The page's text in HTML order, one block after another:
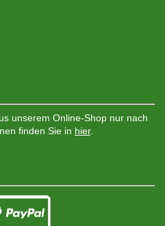
unserem Online-Shop nur nach
finden Sie in hier.